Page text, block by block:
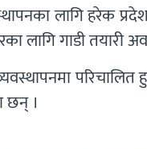
लागि हरेक
लागि गाडी तयारी
छन् ।